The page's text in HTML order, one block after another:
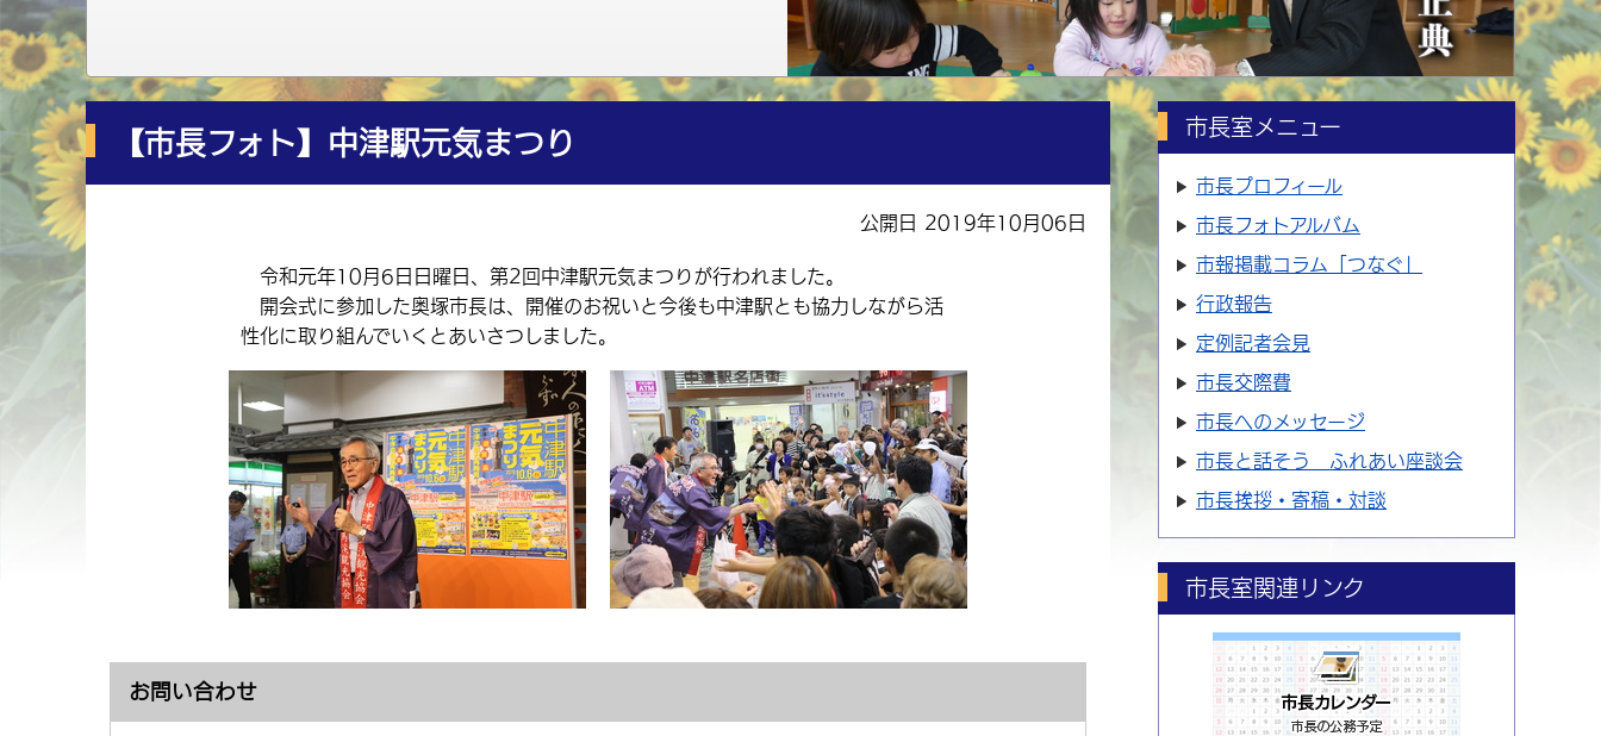
【市長フォト】中津駅元気まつり
公開日 2019年10月06日
令和元年10月6日日曜日、第2回中津駅元気まつりが行われました。
開会式に参加した奥塚市長は、開催のお祝いと今後も中津駅とも協力しながら活
性化に取り組んでいくとあいさつしました。
お問い合わせ
市長室メニュー
市長プロフィール
市長フォトアルバム
市報掲載コラム「つなぐ」
行政報告
定例記者会見
市長交際費
市長へのメッセージ
市長と話そう ふれあい座談会
市長挨拶・寄稿・対談
市長室関連リンク